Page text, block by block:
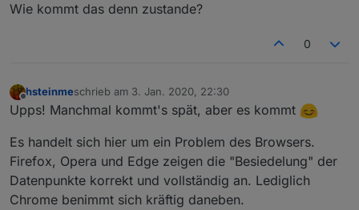
.12-2.Name : Radio Swiss Public
.12
.12
http://www.swissradio.ch/streams/
.12 -3. Name : RTS Espace
.12-3. id :
12.3
.12 -3.isaudio : 1
.12-3. type : audio
Wie kommt das denn zustande?
0
Offline
hsteinmeschrieb am 3. Jan. 2020, 22:30
zuletzt editiert von
Upps! Manchmal kommt's spät, aber es kommt
Es handelt sich hier um ein Problem des Browsers.
Firefox, Opera und Edge zeigen die "Besiedelung" der
Datenpunkte korrekt und vollständig an. Lediglich
Chrome benimmt sich kräftig daneben.